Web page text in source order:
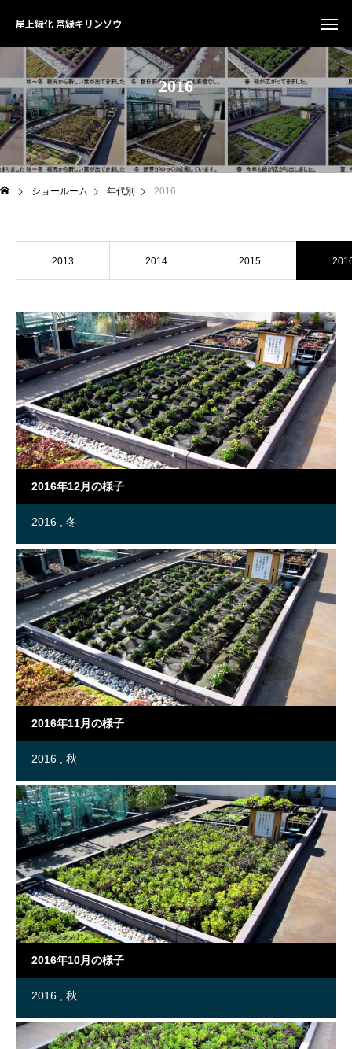
屋上緑化 常緑キリンソウ
2016
ショールーム 年代別 2016
2013 2014 2015
2016年12月の様子
2016 冬
2016年11月の様子
2016 秋
2016年10月の様子
2016 秋